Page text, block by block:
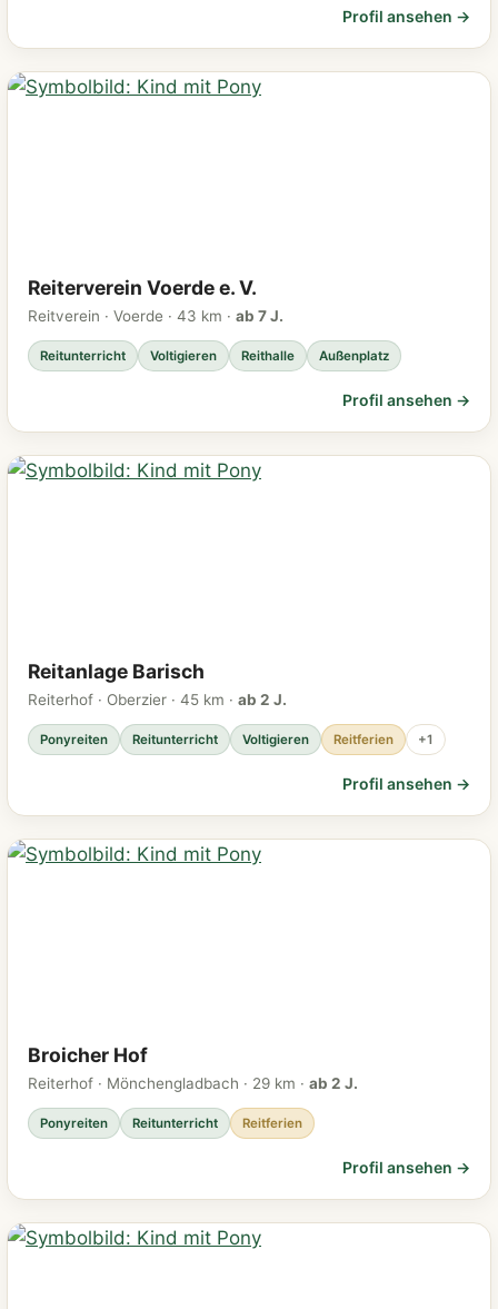
Profil ansehen →
Reiterverein Voerde e. V.
Reitverein · Voerde · 43 km · ab 7 J.
Reitunterricht Voltigieren Reithalle Außenplatz
Profil ansehen →
Reitanlage Barisch
Reiterhof · Oberzier · 45 km · ab 2 J.
Ponyreiten Reitunterricht Voltigieren Reitferien +1
Profil ansehen →
Broicher Hof
Reiterhof · Mönchengladbach · 29 km · ab 2 J.
Ponyreiten Reitunterricht Reitferien
Profil ansehen →